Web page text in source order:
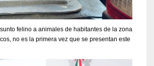
felino a animales de habitantes de la zona
no es la primera vez que se presentan este